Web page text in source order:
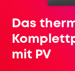
Das
mit PV